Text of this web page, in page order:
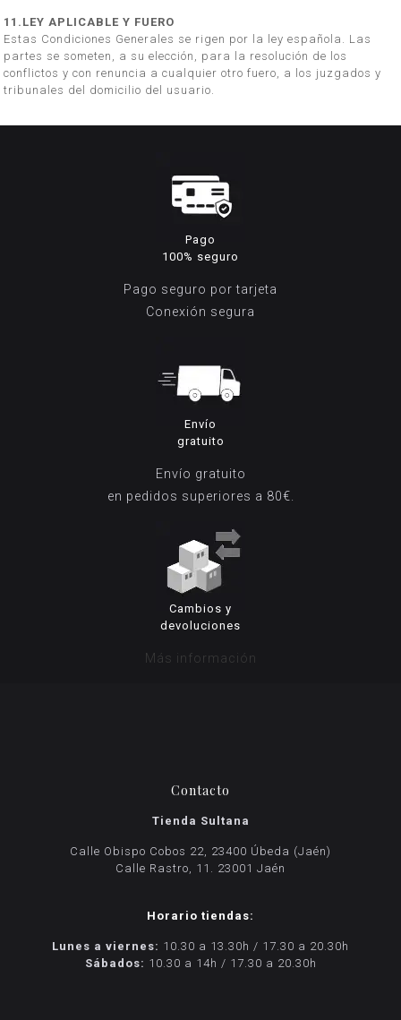
11.LEY APLICABLE Y FUERO
Estas Condiciones Generales se rigen por la ley española. Las
partes se someten, a su elección, para la resolución de los
conflictos y con renuncia a cualquier otro fuero, a los juzgados y
tribunales del domicilio del usuario.
Pago
100% seguro
Pago seguro por tarjeta
Conexión segura
Envío
gratuito
Envío gratuito
en pedidos superiores a 80€.
Cambios y
devoluciones
Más información
Contacto
Tienda Sultana
Calle Obispo Cobos 22, 23400 Úbeda (Jaén)
Calle Rastro, 11. 23001 Jaén
Horario tiendas:
Lunes a viernes: 10.30 a 13.30h / 17.30 a 20.30h
Sábados: 10.30 a 14h / 17.30 a 20.30h